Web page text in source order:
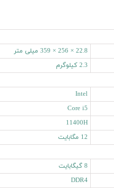
22.8 × 256 × 359 میلی‌ متر
2.3 کیلوگرم
Intel
Core i5
11400H
12 مگابایت
8 گیگابایت
DDR4